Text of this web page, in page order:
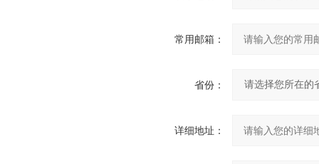
常用邮箱：
省份：
详细地址：